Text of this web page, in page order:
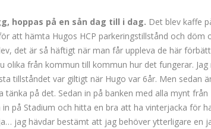
hoppas på en sån dag till i dag. Det blev kaffe
att hämta Hugos HCP parkeringstillstånd och
det är så häftigt när man får uppleva de här
olika från kommun till kommun hur det fungerar.
tillståndet var giltigt när Hugo var 6år. Men sedan
tänka på det. Sedan in på banken med alla mynt från
in på Stadium och hitta en bra att ha vinterjacka för
jag hävdar bestämt att jag behöver ytterligare en